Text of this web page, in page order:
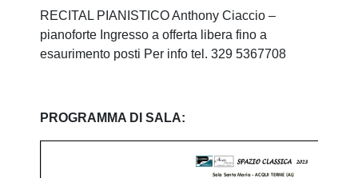
RECITAL PIANISTICO Anthony Ciaccio –
pianoforte Ingresso a offerta libera fino a
esaurimento posti Per info tel. 329 5367708
PROGRAMMA DI SALA: